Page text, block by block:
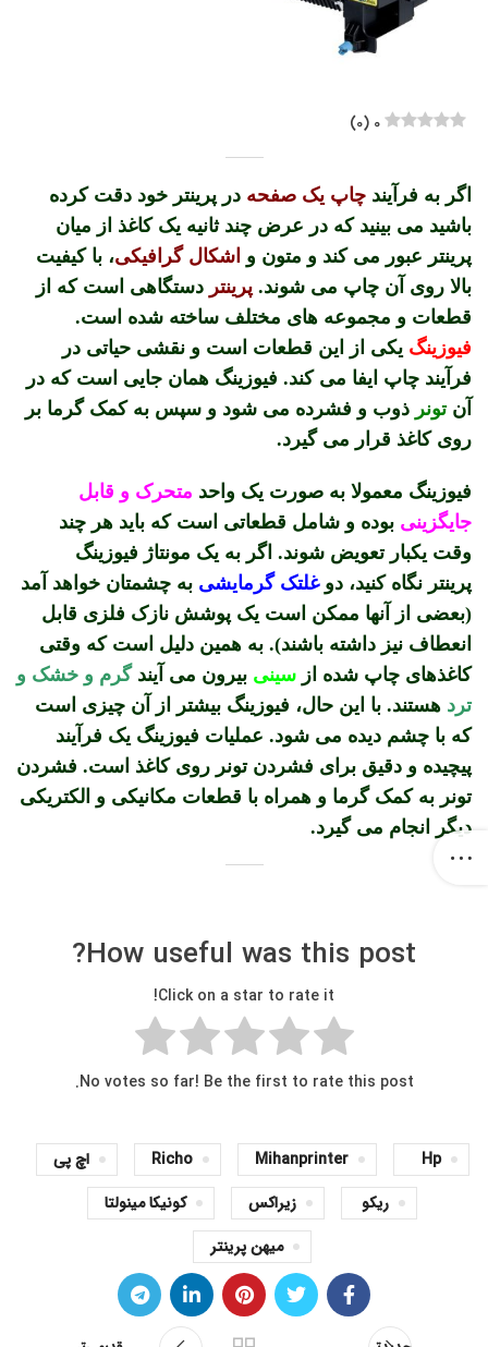
0
(
0
)
اگر به فرآیند چاپ یک صفحه در پرینتر خود دقت کرده
باشید می ‎بینید که در عرض چند ثانیه یک کاغذ از میان
پرینتر عبور می ‎کند و متون و
اشکال گرافیکی، با کیفیت
بالا روی آن چاپ می شوند. پرینتر دستگاهی است که از
قطعات و مجموعه های مختلف ساخته شده است.
فیوزینگ یکی از این قطعات است و نقشی حیاتی در
فرآیند چاپ ایفا می ‎کند. فیوزینگ همان جایی است که در
آنتونر
ذوب و فشرده می ‎شود و سپس به کمک گرما بر
روی کاغذ قرار می ‎گیرد.
فیوزینگ معمولا به صورت یک واحد متحرک و قابل
جایگزینی بوده و شامل قطعاتی است که باید هر چند
وقت یکبار تعویض شوند. اگر به یک مونتاژ فیوزینگ
پرینتر نگاه کنید، دوغلتک گرمایشی به چشمتان خواهد آمد
(بعضی از آنها ممکن است یک پوشش نازک فلزی قابل
انعطاف نیز داشته باشند). به همین دلیل است که وقتی
کاغذهای چاپ شده از سینی بیرون می‎ آیند
گرم و خشک و
ترد هستند. با این حال، فیوزینگ بیشتر از آن چیزی است
که با چشم دیده می ‎شود. عملیات فیوزینگ یک فرآیند
پیچیده و دقیق برای فشردن تونر روی کاغذ است. فشردن
تونر به کمک گرما و همراه با قطعات مکانیکی و الکتریکی
دیگر انجام می ‎گیرد.
How useful was this post?
Click on a star to rate it!
No votes so far! Be the first to rate this post.
Hp
Mihanprinter
Richo
اچ پی
ریکو
زیراکس
کونیکا مینولتا
میهن پرینتر